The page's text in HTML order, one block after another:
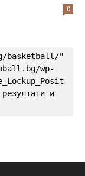
0
basketball/"
wp-
и